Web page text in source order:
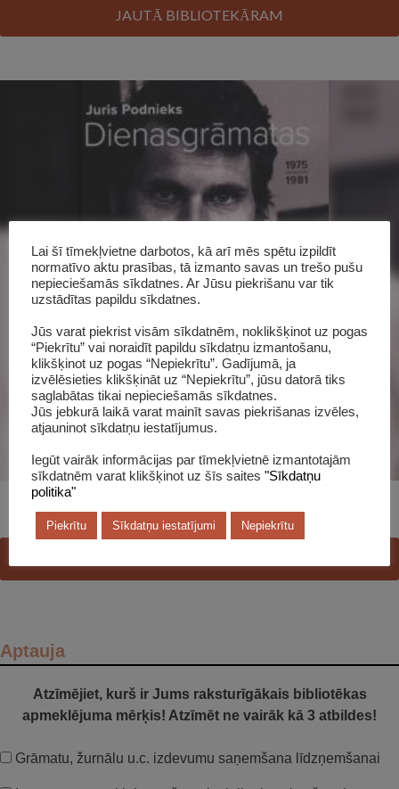
JAUTĀ BIBLIOTEKĀRAM
Šī grāmata katalogā
Aptauja
Atzīmējiet, kurš ir Jums raksturīgākais bibliotēkas
apmeklējuma mērķis! Atzīmēt ne vairāk kā 3 atbildes!
Grāmatu, žurnālu u.c. izdevumu saņemšana līdzņemšanai
Lai šī tīmekļvietne darbotos, kā arī mēs spētu izpildīt
normatīvo aktu prasības, tā izmanto savas un trešo pušu
nepieciešamās sīkdatnes. Ar Jūsu piekrišanu var tik
uzstādītas papildu sīkdatnes.
Jūs varat piekrist visām sīkdatnēm, noklikšķinot uz pogas
“Piekrītu” vai noraidīt papildu sīkdatņu izmantošanu,
klikšķinot uz pogas “Nepiekrītu”. Gadījumā, ja
izvēlēsieties klikšķināt uz “Nepiekrītu”, jūsu datorā tiks
saglabātas tikai nepieciešamās sīkdatnes.
Jūs jebkurā laikā varat mainīt savas piekrišanas izvēles,
atjauninot sīkdatņu iestatījumus.
Iegūt vairāk informācijas par tīmekļvietnē izmantotajām
sīkdatnēm varat klikšķinot uz šīs saites "Sīkdatņu
politika"
Piekrītu Sīkdatņu iestatījumi Nepiekrītu